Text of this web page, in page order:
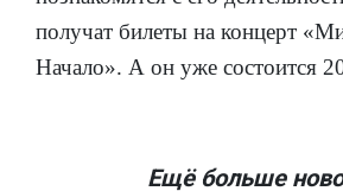
получат билеты на концерт
Начало». А он уже состоится
Ещё больше